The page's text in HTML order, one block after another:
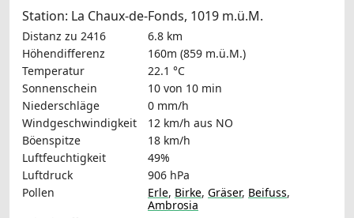
Station: La Chaux-de-Fonds, 1019 m.ü.M.
Distanz zu 2416
6.8 km
Höhendifferenz
160m (859 m.ü.M.)
Temperatur
22.1 °C
Sonnenschein
10 von 10 min
Niederschläge
0 mm/h
Windgeschwindigkeit
12 km/h aus NO
Böenspitze
18 km/h
Luftfeuchtigkeit
49%
Luftdruck
906 hPa
Pollen
Erle, Birke, Gräser, Beifuss,
Ambrosia